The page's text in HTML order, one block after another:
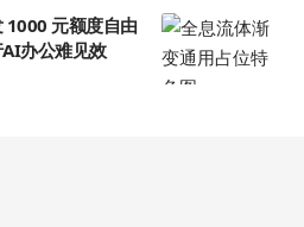
1000 元额度自由
办公难见效